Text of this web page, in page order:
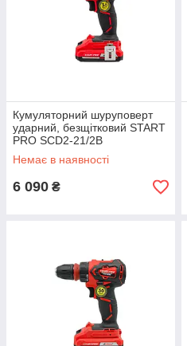
Кумуляторний шуруповерт
ударний, безщітковий START
PRO SCD2-21/2В
BRUSHLESS: Li-ion; 21 B; 2.6
А * год.
Немає в наявності
6 090 ₴